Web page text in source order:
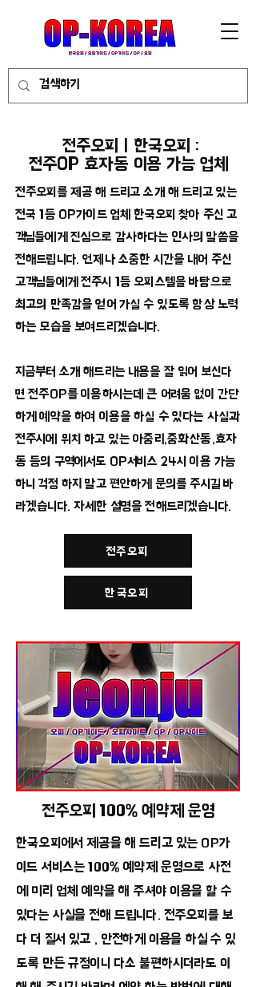
전주오피 | 한국오피 :
전주OP 효자동 이용 가능 업체
전주오피를 제공 해 드리고 소개 해 드리고 있는
전국 1등 OP가이드 업체 한국오피 찾아 주신 고
객님들에게 진심으로 감사하다는 인사의 말씀을
전해드립니다. 언제나 소중한 시간을 내어 주신
고객님들에게 전주시 1등 오피스텔을 바탕으로
최고의 만족감을 얻어 가실 수 있도록 항상 노력
하는 모습을 보여드리겠습니다.
​지금부터 소개 해드리는 내용을 잘 읽어 보신다
면 전주OP를 이용하시는데 큰 어려움 없이 간단
하게 예약을 하여 이용을 하실 수 있다는 사실과
전주시에 위치 하고 있는 아중리,중화산동,효자
동 등의 구역에서도 OP서비스 24시 이용 가능
하니 걱정 하지 말고 편안하게 문의를 주시길 바
라겠습니다. 자세한 설명을 전해드리겠습니다.
전주오피
한국오피
전주오피 100% 예약제 운영
한국오피에서 제공을 해 드리고 있는 OP가
이드 서비스는 100% 예약제 운영으로 사전
에 미리 업체 예약을 해 주셔야 이용을 할 수
있다는 사실을 전해 드립니다. 전주오피를 보
다 더 질서 있고 , 안전하게 이용을 하실 수 있
도록 만든 규정이니 다소 불편하시더라도 이